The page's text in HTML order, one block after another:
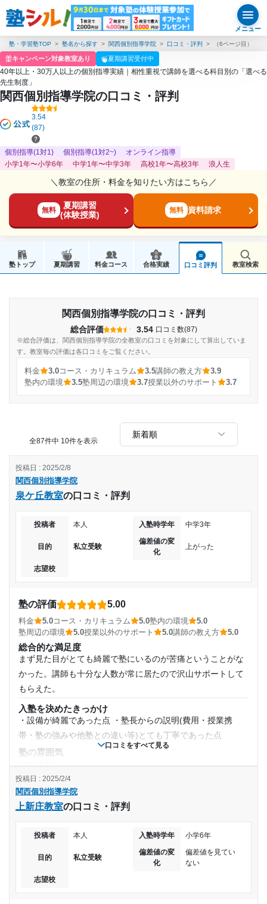
メニュー
塾・学習塾TOP 塾名から探す 関西個別指導学院 口コミ・評判 （6ページ目）
キャンペーン対象教室あり 夏期講習受付中
40年以上・30万人以上の個別指導実績｜相性重視で講師を選べる科目別の「選べる
先生制度」
関西個別指導学院の口コミ・評判
3.54
(87)
個別指導(1対1) 個別指導(1対2~)
オンライン指導
小学1年〜小学6年
中学1年〜中学3年 高校1年〜高校3年 浪人生
＼教室の住所・料金を知りたい方はこちら／
無料
夏期講習
(体験授業)
無料 資料請求
塾トップ 夏期講習 料金コース 合格実績 口コミ評判 教室検索
関西個別指導学院の口コミ・評判
総合評価 3.54 口コミ数(87)
※総合評価は、関西個別指導学院の全教室の口コミを対象にして算出していま
す。教室毎の評価は各口コミをご覧ください。
料金 3.0コース・カリキュラム 3.5講師の教え方
3.9
塾内の環境
3.5塾周辺の環境 3.7授業以外のサポート 3.7
全87件中 10件を表示
口コミをすべて見る
関西個別指導学院
泉ケ丘教室の口コミ・評判
投稿日 : 2025/2/8
投稿者 本人 入塾時学年 中学3年
目的 私立受験
偏差値の変
化
上がった
志望校
塾の評価 5.00
料金 5.0コース・カリキュラム 5.0塾内の環境
5.0
塾周辺の環境
5.0授業以外のサポート 5.0講師の教え方 5.0
総合的な満足度
まず見た目がとても綺麗で塾にいるのが苦痛ということがな
かった。講師も十分な人数が常に居たので沢山サポートして
もらえた。
入塾を決めたきっかけ
・設備が綺麗であった点 ・塾長からの説明(費用・授業携
帯・塾の強みや他塾との違い等)とても丁寧であった点
塾の雰囲気
料金
相場に比べると高いと思うが、それなりに整った環境だっ
た。最初にそのような説明もあり、安心することができた。
春季や夏季など長期休暇での授業も充実していた。自分で自
由に授業を入れてもらえるので、予定が入っていても考慮し
講師の教え方
関西個別指導学院
上新庄教室の口コミ・評判
投稿日 : 2025/2/4
投稿者 本人 入塾時学年 小学6年
目的 私立受験
偏差値の変
化
偏差値を見てい
ない
志望校